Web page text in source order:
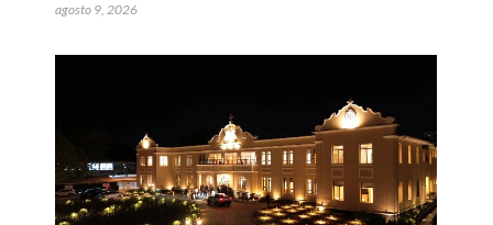
agosto 9, 2026